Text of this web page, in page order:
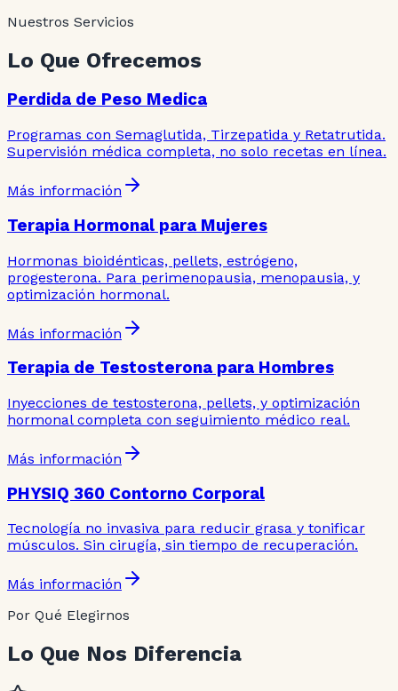
Nuestros Servicios
Lo Que Ofrecemos
Perdida de Peso Medica
Programas con Semaglutida, Tirzepatida y Retatrutida.
Supervisión médica completa, no solo recetas en línea.
Más información
Terapia Hormonal para Mujeres
Hormonas bioidénticas, pellets, estrógeno,
progesterona. Para perimenopausia, menopausia, y
optimización hormonal.
Más información
Terapia de Testosterona para Hombres
Inyecciones de testosterona, pellets, y optimización
hormonal completa con seguimiento médico real.
Más información
PHYSIQ 360 Contorno Corporal
Tecnología no invasiva para reducir grasa y tonificar
músculos. Sin cirugía, sin tiempo de recuperación.
Más información
Por Qué Elegirnos
Lo Que Nos Diferencia